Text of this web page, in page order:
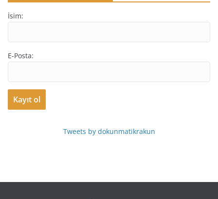
İsim:
E-Posta:
Tweets by dokunmatikrakun